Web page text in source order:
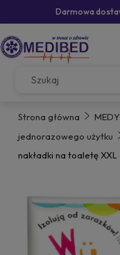
Darmowa
Strona główna
jednorazowego użytku
nakładki na toaletę